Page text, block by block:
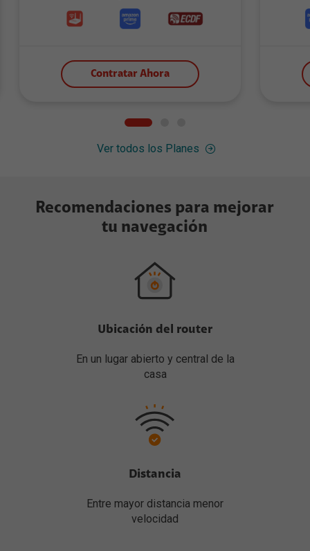
Contratar Ahora
Ver todos los Planes
Recomendaciones para mejorar
tu navegación
Ubicación del router
En un lugar abierto y central de la
casa
Distancia
Entre mayor distancia menor
velocidad